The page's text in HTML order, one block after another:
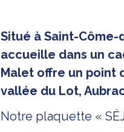
Situé à Saint-Côme-
accueille dans un
Malet offre un point
vallée du Lot,
Notre plaquette «